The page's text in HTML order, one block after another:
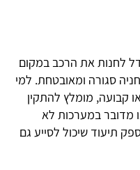
לחנות את הרכב במקום
סגורה ומאובטחת. למי
קבועה, מומלץ להתקין
מדובר במערכות לא
תיעוד שיכול לסייע גם